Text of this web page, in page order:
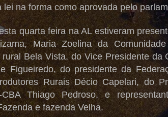
lei na forma como aprovada pelo
quarta feira na AL estiveram
Maria Zoelina da
rural Bela Vista, do Vice Presidente
Figueiredo, do presidente da
Rurais Décio Capelari, do
CBA Thiago Pedroso, e
e fazenda Velha.